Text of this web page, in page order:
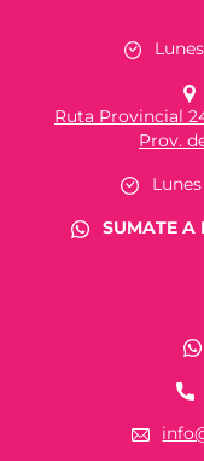
Ruta Provincial
Prov.
SUMATE A